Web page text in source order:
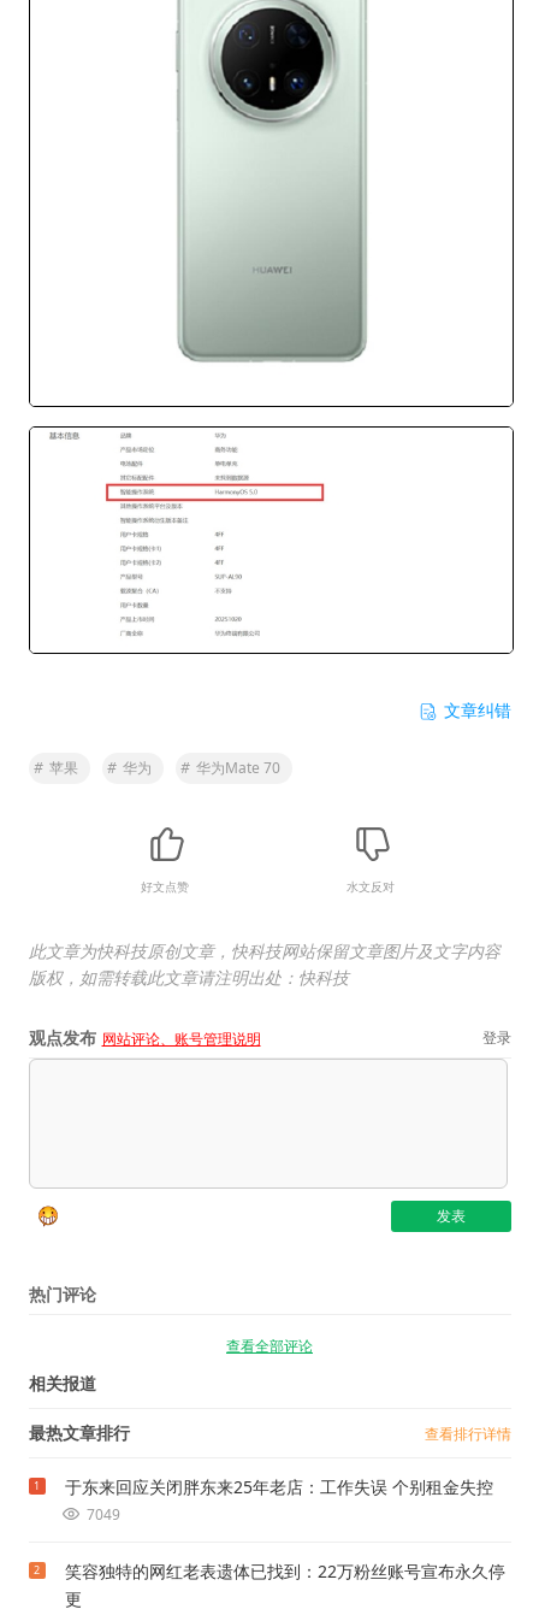
文章纠错
# 苹果 # 华为 # 华为Mate 70
好文点赞 水文反对
此文章为快科技原创文章，快科技网站保留文章图片及文字内容
版权，如需转载此文章请注明出处：快科技
观点发布 网站评论、账号管理说明 登录
热门评论
查看全部评论
相关报道
最热文章排行 查看排行详情
1 于东来回应关闭胖东来25年老店：工作失误 个别租金失控
7049
2
笑容独特的网红老表遗体已找到：22万粉丝账号宣布永久停
更